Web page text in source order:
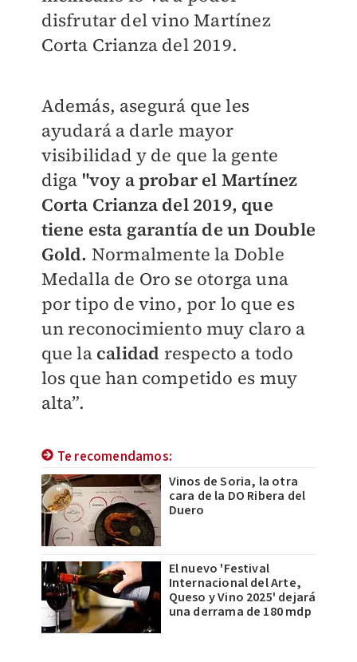
disfrutar del vino Martínez
Corta Crianza del 2019.
Además, asegurá que les
ayudará a darle mayor
visibilidad y de que la gente
diga "voy a probar el Martínez
Corta Crianza del 2019, que
tiene esta garantía de un Double
Gold. Normalmente la Doble
Medalla de Oro se otorga una
por tipo de vino, por lo que es
un reconocimiento muy claro a
que la calidad respecto a todo
los que han competido es muy
alta”.
Te recomendamos:
Vinos de Soria, la otra
cara de la DO Ribera del
Duero
El nuevo 'Festival
Internacional del Arte,
Queso y Vino 2025' dejará
una derrama de 180 mdp